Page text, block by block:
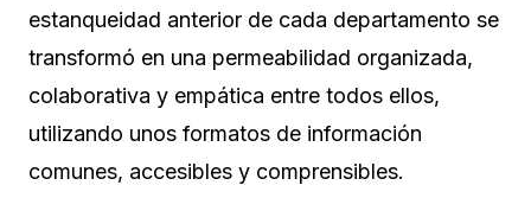
estanqueidad anterior de cada departamento se
transformó en una permeabilidad organizada,
colaborativa y empática entre todos ellos,
utilizando unos formatos de información
comunes, accesibles y comprensibles.